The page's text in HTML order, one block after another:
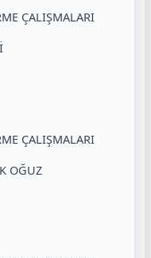
ÇALIŞMALARI
ÇALIŞMALARI
OĞUZ